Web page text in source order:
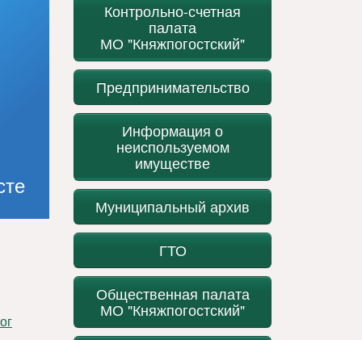
Контрольно-счетная
палата
МО "Княжпогостский"
Предпринимательство
Информация о
неиспользуемом
имуществе
Муниципальный архив
ГТО
Общественная палата
МО "Княжпогостский"